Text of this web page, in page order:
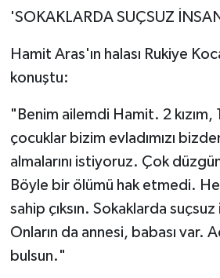
'SOKAKLARDA SUÇSUZ
Hamit Aras'ın halası Rukiye
konuştu:
"Benim ailemdi Hamit. 2 kızım,
çocuklar bizim evladımızı
almalarını istiyoruz. Çok
Böyle bir ölümü hak etmedi.
sahip çıksın. Sokaklarda
Onların da annesi, babası var.
bulsun."